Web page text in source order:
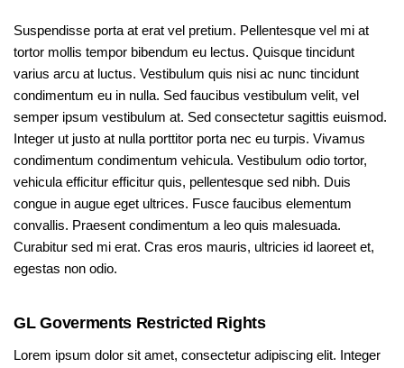
Suspendisse porta at erat vel pretium. Pellentesque vel mi at
tortor mollis tempor bibendum eu lectus. Quisque tincidunt
varius arcu at luctus. Vestibulum quis nisi ac nunc tincidunt
condimentum eu in nulla. Sed faucibus vestibulum velit, vel
semper ipsum vestibulum at. Sed consectetur sagittis euismod.
Integer ut justo at nulla porttitor porta nec eu turpis. Vivamus
condimentum condimentum vehicula. Vestibulum odio tortor,
vehicula efficitur efficitur quis, pellentesque sed nibh. Duis
congue in augue eget ultrices. Fusce faucibus elementum
convallis. Praesent condimentum a leo quis malesuada.
Curabitur sed mi erat. Cras eros mauris, ultricies id laoreet et,
egestas non odio.
GL Goverments Restricted Rights
Lorem ipsum dolor sit amet, consectetur adipiscing elit. Integer